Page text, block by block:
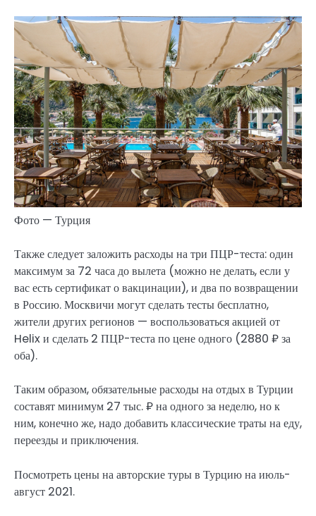
Фото — Турция
Также следует заложить расходы на три ПЦР-теста: один
максимум за 72 часа до вылета (можно не делать, если у
вас есть сертификат о вакцинации), и два по возвращении
в Россию. Москвичи могут сделать тесты бесплатно,
жители других регионов — воспользоваться акцией от
Helix и сделать 2 ПЦР-теста по цене одного (2880 ₽ за
оба).
Таким образом, обязательные расходы на отдых в Турции
составят минимум 27 тыс. ₽ на одного за неделю, но к
ним, конечно же, надо добавить классические траты на еду,
переезды и приключения.
Посмотреть цены на авторские туры в Турцию на июль-
август 2021.